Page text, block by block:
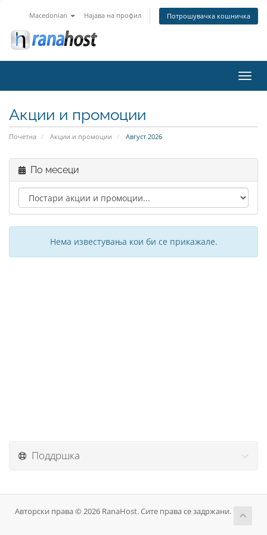
Macedonian Најава на профил Потрошувачка кошничка
ја
Акции и промоции
Почетна Акции и промоции Август 2026
По месеци
Нема известувања кои би се прикажале.
Поддршка
Авторски права © 2026 RanaHost. Сите права се задржани.